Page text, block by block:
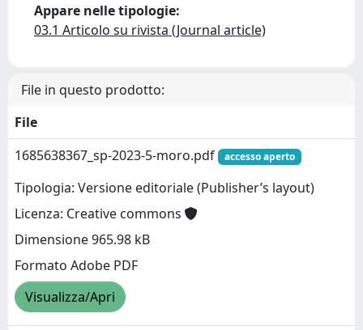
Appare nelle tipologie:
03.1 Articolo su rivista (Journal article)
File in questo prodotto:
File
1685638367_sp-2023-5-moro.pdf
accesso aperto
Tipologia: Versione editoriale (Publisher’s layout)
Licenza: Creative commons
Dimensione 965.98 kB
Formato Adobe PDF
Visualizza/Apri